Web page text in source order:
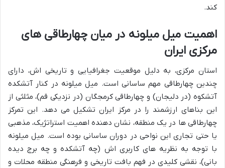
کند.
اهمیت میل میلونه در میان چهارطاقی های
مرکزی ایران
استان مرکزی، به دلیل موقعیت جغرافیایی و تاریخی اش، دارای
چندین چهارطاقی مهم ساسانی است. میل میلونه در کنار آتشکده
آتشکوه (در دلیجان) و چهارطاقی کرمجگان (در نزدیکی قم)، مثلثی از
این بناهای ارزشمند را در مرکز ایران تشکیل می دهد. این تمرکز
چهارطاقی ها در یک منطقه، نشان دهنده اهمیت استراتژیک، مذهبی
یا حتی تجاری این نواحی در دوران ساسانی بوده است. میل میلونه
با توجه به نظریه های کاربری اش (چه آتشکده و چه برج دیده
بانی)، نقشی کلیدی در فهم بافت تاریخی و فرهنگی منطقه محلات و